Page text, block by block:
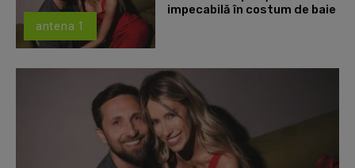
antena 1
impecabilă în costum de baie